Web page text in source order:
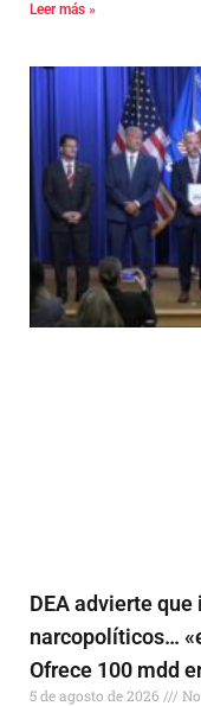
Leer más »
DEA advierte
narcopolíticos…
Ofrece 100 mdd
5 de agosto de 2026